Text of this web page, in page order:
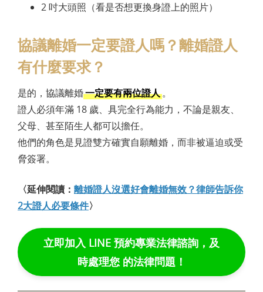
2 吋大頭照（看是否想更換身證上的照片）
協議離婚一定要證人嗎？離婚證人
有什麼要求？
是的，協議離婚一定要有兩位證人。
證人必須年滿 18 歲、具完全行為能力，不論是親友、
父母、甚至陌生人都可以擔任。
他們的角色是見證雙方確實自願離婚，而非被逼迫或受
脅簽署。
〈延伸閱讀： 離婚證人沒選好會離婚無效？律師告訴你
2大證人必要條件〉
立即加入 LINE 預約專業法律諮詢，及
時處理您 的法律問題！